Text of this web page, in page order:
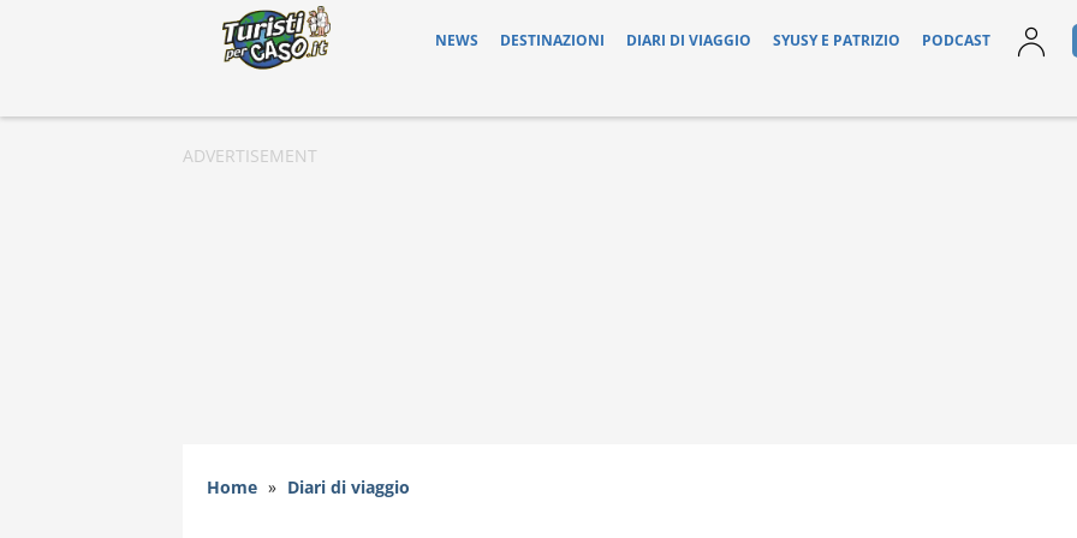
NEWS DESTINAZIONI DIARI DI VIAGGIO SYUSY E PATRIZIO PODCAST
Home » Diari di viaggio